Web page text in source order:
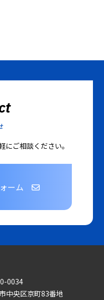
にご相談ください。
ーム
0034
中央区京町83番地